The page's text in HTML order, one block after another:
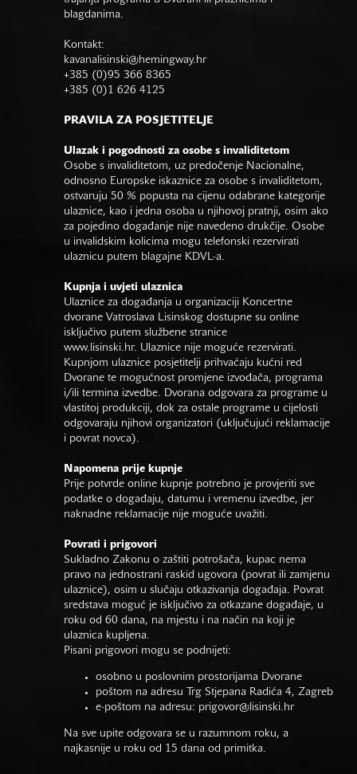
blagdanima.
Kontakt:
kavanalisinski@hemingway.hr
+385 (0)95 366 8365
+385 (0)1 626 4125
PRAVILA ZA POSJETITELJE
Ulazak i pogodnosti za osobe s invaliditetom
Osobe s invaliditetom, uz predočenje Nacionalne,
odnosno Europske iskaznice za osobe s invaliditetom,
ostvaruju 50 % popusta na cijenu odabrane kategorije
ulaznice, kao i jedna osoba u njihovoj pratnji, osim ako
za pojedino događanje nije navedeno drukčije. Osobe
u invalidskim kolicima mogu telefonski rezervirati
ulaznicu putem blagajne KDVL-a.
Kupnja i uvjeti ulaznica
Ulaznice za događanja u organizaciji Koncertne
dvorane Vatroslava Lisinskog dostupne su online
isključivo putem službene stranice
www.lisinski.hr. Ulaznice nije moguće rezervirati.
Kupnjom ulaznice posjetitelji prihvaćaju kućni red
Dvorane te mogućnost promjene izvođača, programa
i/ili termina izvedbe. Dvorana odgovara za programe u
vlastitoj produkciji, dok za ostale programe u cijelosti
odgovaraju njihovi organizatori (uključujući reklamacije
i povrat novca).
Napomena prije kupnje
Prije potvrde online kupnje potrebno je provjeriti sve
podatke o događaju, datumu i vremenu izvedbe, jer
naknadne reklamacije nije moguće uvažiti.
Povrati i prigovori
Sukladno Zakonu o zaštiti potrošača, kupac nema
pravo na jednostrani raskid ugovora (povrat ili zamjenu
ulaznice), osim u slučaju otkazivanja događaja. Povrat
sredstava moguć je isključivo za otkazane događaje, u
roku od 60 dana, na mjestu i na način na koji je
ulaznica kupljena.
Pisani prigovori mogu se podnijeti:
osobno u poslovnim prostorijama Dvorane
poštom na adresu Trg Stjepana Radića 4, Zagreb
e-poštom na adresu: prigovor@lisinski.hr
Na sve upite odgovara se u razumnom roku, a
najkasnije u roku od 15 dana od primitka.